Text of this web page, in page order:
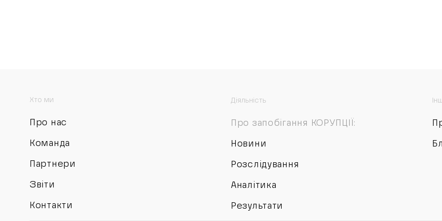
Хто ми
Про нас
Команда
Партнери
Звіти
Контакти
Діяльність
Про запобігання КОРУПЦІЇ:
Новини
Розслідування
Аналітика
Результати